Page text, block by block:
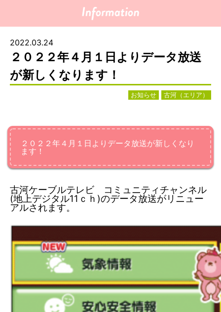
2022.03.24
２０２２年４月１日よりデータ放送
が新しくなります！
お知らせ 古河（エリア）
２０２２年４月１日よりデータ放送が新しくなり
ます！
古河ケーブルテレビ コミュニティチャンネル
(地上デジタル11ｃｈ)のデータ放送がリニュー
アルされます。